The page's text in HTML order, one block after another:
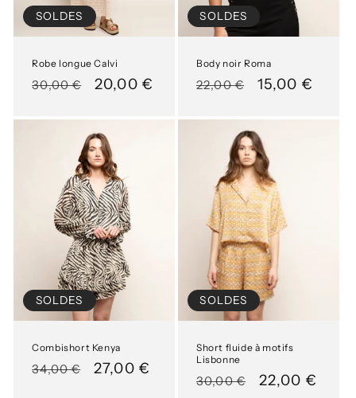
SOLDES
Robe longue Calvi
Prix
30,00 €
Prix
20,00 €
SOLDES
Body noir Roma
Prix
22,00 €
Prix
15,00 €
SOLDES
Combishort Kenya
Prix
34,00 €
Prix
27,00 €
SOLDES
Short fluide à motifs
Lisbonne
Prix
30,00 €
Prix
22,00 €